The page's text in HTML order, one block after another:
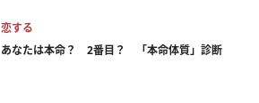
恋する
あなたは本命？ 2番目？ 「本命体質」診断